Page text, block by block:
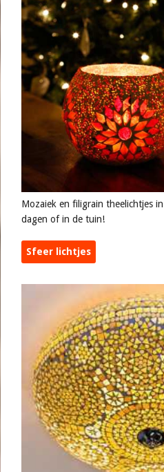
Mozaiek en filigrain theelichtjes
dagen of in de tuin!
Sfeer lichtjes